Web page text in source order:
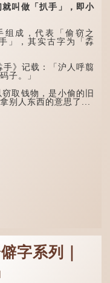
有塌翼，水中无行
当中“金”对应秋
代表凉爽肃杀之
“运”是“运行”，描写大
扬”指荆州（湖北）
州（江苏），泛指长江
游地区，“...
叫做「扒手」，即小
成，代表「偷窃之
」，其实古字为「掱
》记载：「沪人呼翦
子。」
取钱物，是小偷的旧
别人东西的意思了...
字系列｜